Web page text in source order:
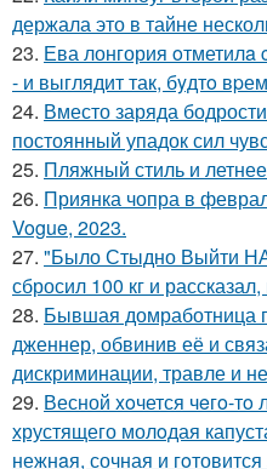
держала это в тайне
23. Ева лонгория oтметилa
- и выглядит так, бyдтo
24. Вместо заряда
постоянный упадок сил
25. Пляжный стиль и
26. Приянка чопра в
Vogue, 2023.
27. "Было Стыдно Выйти
сбросил 100 кг и
28. Бывшая домработница
дженнер, обвинив её и
дискриминации, травле и
29. Весной xoчется чeгo-тo
хрустящего молoдая
нежнaя, сочная и